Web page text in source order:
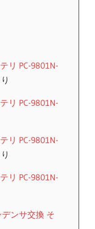
リ PC-9801N-
リ PC-9801N-
リ PC-9801N-
リ PC-9801N-
デンサ交換 そ